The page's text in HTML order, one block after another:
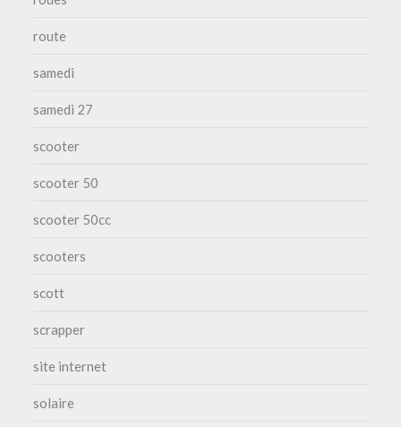
route
samedi
samedi 27
scooter
scooter 50
scooter 50cc
scooters
scott
scrapper
site internet
solaire